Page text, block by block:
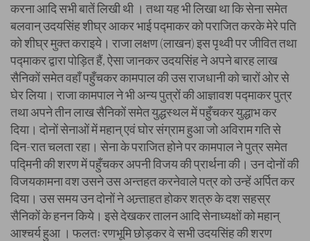
करना आदि सभी बातें लिखी थी । तथा यह भी लिखा था कि सेना समेत
बलवान् उदयसिंह शीघ्र आकर भाई पद्माकर को पराजित करके मेरे पति
को शीघ्र मुक्त कराइये। राजा लक्षण (लाखन) इस पृथ्वी पर जीवित तथा
पद्माकर द्वारा पोड़ित हैं, ऐसा जानकर उदयसिंह ने अपने बारह लाख
सैनिकों समेत वहाँ पहुँचकर कामपाल की उस राजधानी को चारों ओर से
घेर लिया। राजा कामपाल ने भी अन्य पुत्रों की आज्ञावश पद्माकर पुत्र
तथा अपने तीन लाख सैनिकों समेत युद्धस्थल में पहुँचकर युद्धाभ कर
दिया। दोनों सेनाओं में महान् एवं घोर संग्राम हुआ जो अविराम गति से
दिन-रात चलता रहा। सेना के पराजित होने पर कामपाल ने पुत्र समेत
पद्मिनी की शरण में पहुँचकर अपनी विजय की प्रार्थना की। उन दोनों की
विजयकामना वश उसने उस अन्तहत करनेवाले पत्र को उन्हें अर्पित कर
दिया। उस समय उन दोनों ने अन्र्ताहत होकर शत्रु के दश सहस्र
सैनिकों के हनन किये। इसे देखकर तालन आदि सेनाध्यक्षों को महान्
आश्चर्य हुआ । फलतः रणभूमि छोड़कर वे सभी उदयसिंह की शरण